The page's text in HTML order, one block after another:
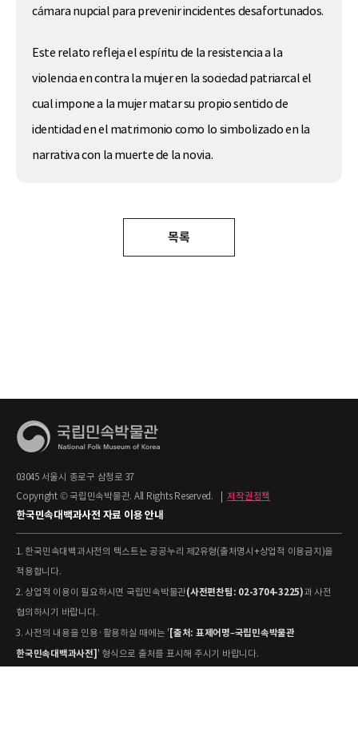
cámara nupcial para prevenir incidentes desafortunados.
Este relato refleja el espíritu de la resistencia a la
violencia en contra la mujer en la sociedad patriarcal el
cual impone a la mujer matar su propio sentido de
identidad en el matrimonio como lo simbolizado en la
narrativa con la muerte de la novia.
목록
03045 서울시 종로구 삼청로 37
Copyright © 국립민속박물관. All Rights Reserved.
저작권정책
한국민속대백과사전 자료 이용 안내
1. 한국민속대백과사전의 텍스트는 공공누리 제2유형(출처명시+상업적 이용금지)을
적용합니다.
2. 상업적 이용이 필요하시면 국립민속박물관(사전편찬팀: 02-3704-3225)과 사전
협의하시기 바랍니다.
3. 사전의 내용을 인용·활용하실 때에는 ' [출처: 표제어명–국립민속박물관
한국민속대백과사전] ' 형식으로 출처를 표시해 주시기 바랍니다.